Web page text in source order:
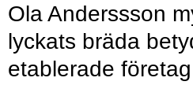
Ola Anderssson
lyckats bräda
etablerade